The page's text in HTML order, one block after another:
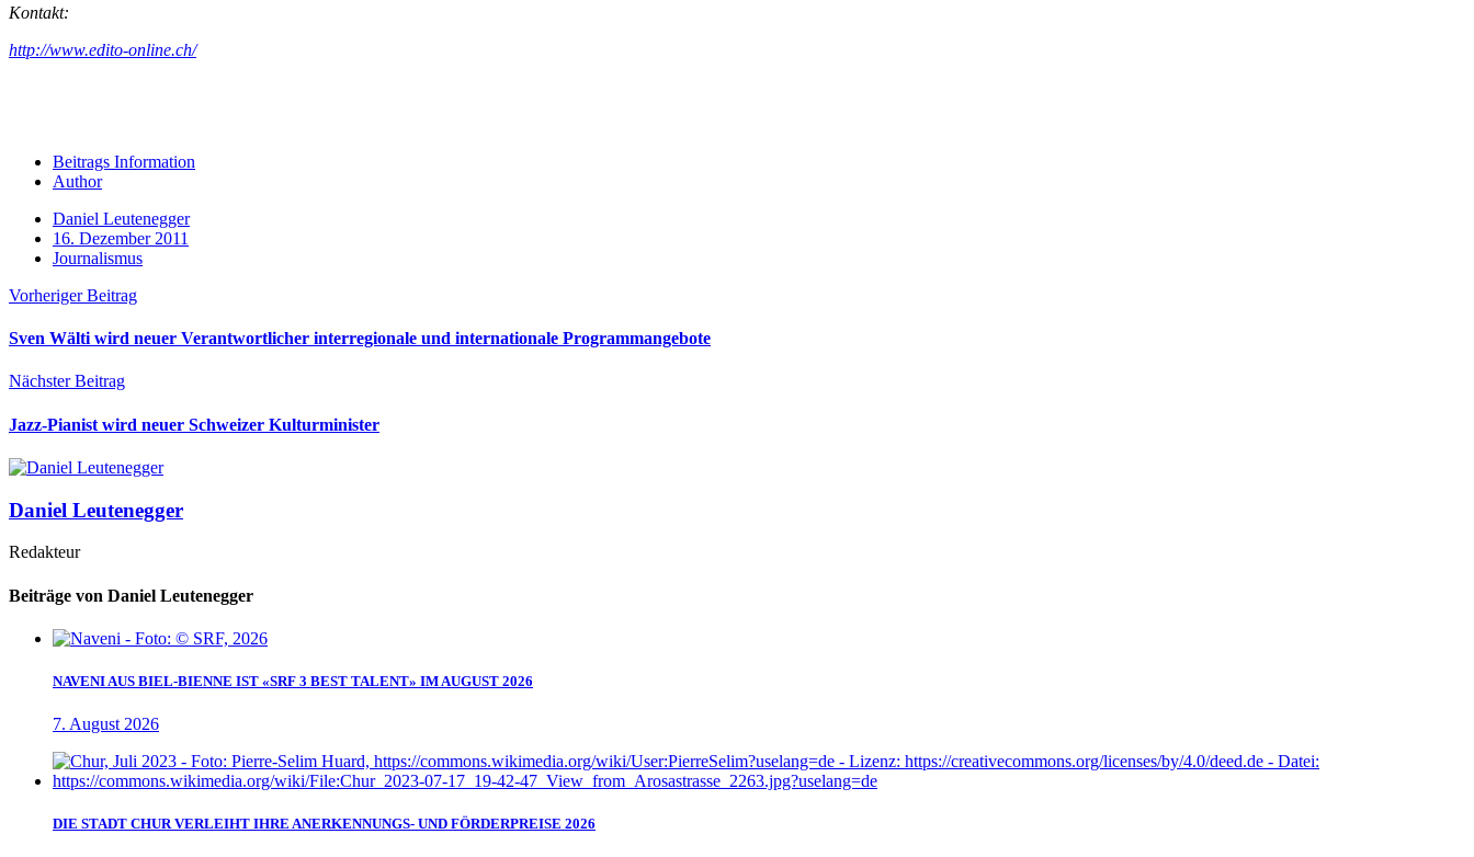
Kontakt:
http://www.edito-online.ch/
Beitrags Information
Author
Daniel Leutenegger
16. Dezember 2011
Journalismus
Vorheriger Beitrag
Sven Wälti wird neuer Verantwortlicher interregionale und internationale Programmangebote
Nächster Beitrag
Jazz-Pianist wird neuer Schweizer Kulturminister
Daniel Leutenegger
Redakteur
Beiträge von Daniel Leutenegger
NAVENI AUS BIEL-BIENNE IST «SRF 3 BEST TALENT» IM AUGUST 2026
7. August 2026
DIE STADT CHUR VERLEIHT IHRE ANERKENNUNGS- UND FÖRDERPREISE 2026